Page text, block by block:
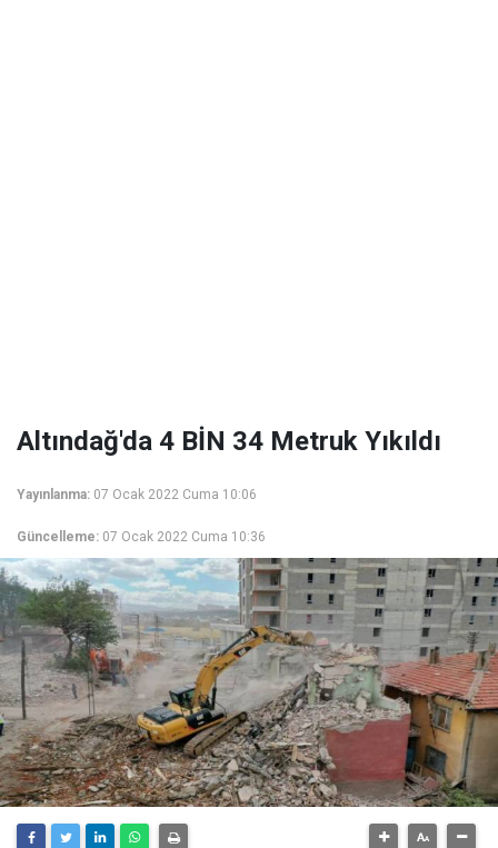
Altındağ'da 4 BİN 34 Metruk Yıkıldı
Yayınlanma: 07 Ocak 2022 Cuma 10:06
Güncelleme: 07 Ocak 2022 Cuma 10:36